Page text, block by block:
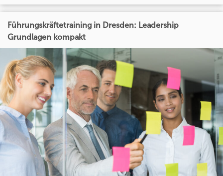
Führungskräftetraining in Dresden: Leadership
Grundlagen kompakt